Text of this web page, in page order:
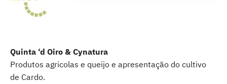
Quinta ‘d Oiro & Cynatura
Produtos agricolas e queijo e apresentação do cultivo
de Cardo.